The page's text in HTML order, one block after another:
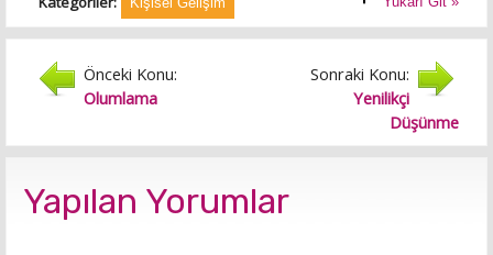
Önceki Konu:
Olumlama
Sonraki Konu:
Yenilikçi
Düşünme
Yapılan Yorumlar